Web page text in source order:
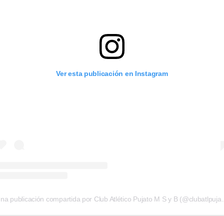
Ver esta publicación en Instagram
Una publicación